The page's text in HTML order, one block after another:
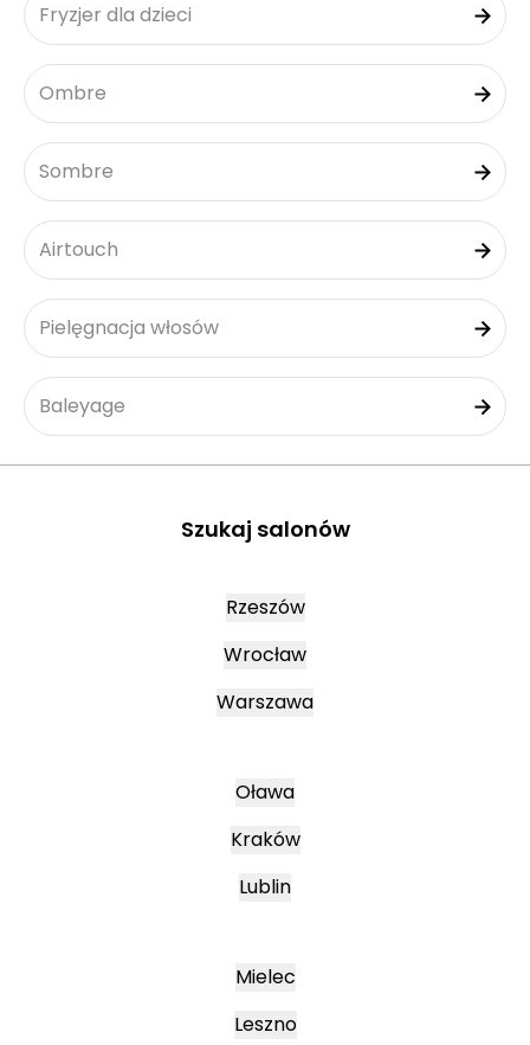
Fryzjer dla dzieci
Ombre
Sombre
Airtouch
Pielęgnacja włosów
Baleyage
Szukaj salonów
Rzeszów
Wrocław
Warszawa
Oława
Kraków
Lublin
Mielec
Leszno